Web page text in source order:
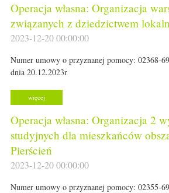
Operacja własna: Organizacja
związanych z dziedzictwem
2023-12-20 00:00:00
Numer umowy o przyznanej pomocy: 02368-
dnia 20.12.2023r
więcej
Operacja własna: Organizacja 2
studyjnych dla mieszkańców
Pierścień
2023-12-20 00:00:00
Numer umowy o przyznanej pomocy: 02355-